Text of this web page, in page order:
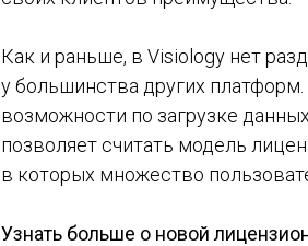
Как и раньше, в Visiology нет
у большинства других
возможности по загрузке
позволяет считать модель
в которых множество
Узнать больше о новой